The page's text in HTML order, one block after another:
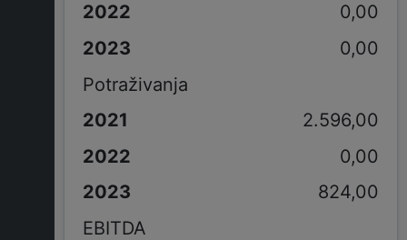
0,00
0,00
Potraživanja
2.596,00
0,00
824,00
EBITDA